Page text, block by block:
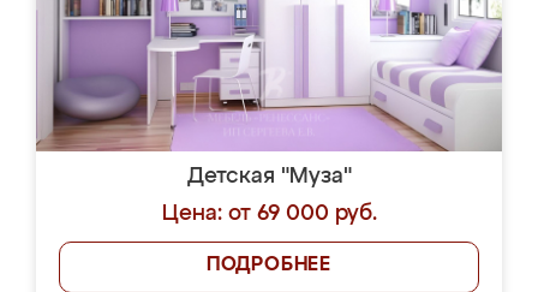
Детская "Муза"
Цена: от 69 000 руб.
ПОДРОБНЕЕ